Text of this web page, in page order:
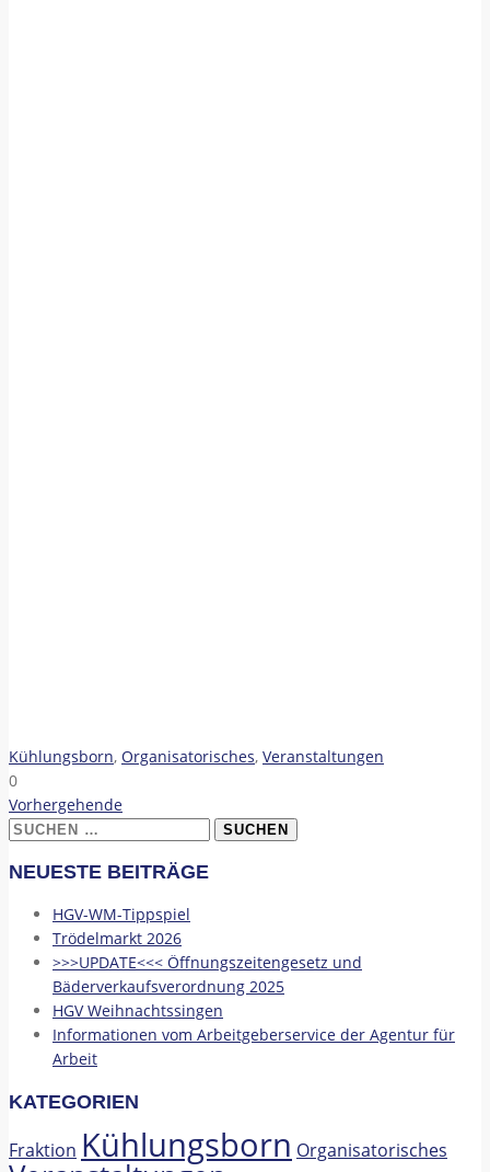
Kühlungsborn, Organisatorisches, Veranstaltungen
0
Vorhergehende
Suchen
NEUESTE BEITRÄGE
HGV-WM-Tippspiel
Trödelmarkt 2026
>>>UPDATE<<< Öffnungszeitengesetz und
Bäderverkaufsverordnung 2025
HGV Weihnachtssingen
Informationen vom Arbeitgeberservice der Agentur für
Arbeit
KATEGORIEN
Fraktion Kühlungsborn Organisatorisches